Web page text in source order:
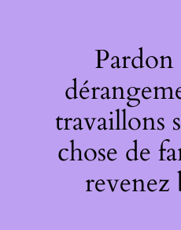
travaillons
chose de